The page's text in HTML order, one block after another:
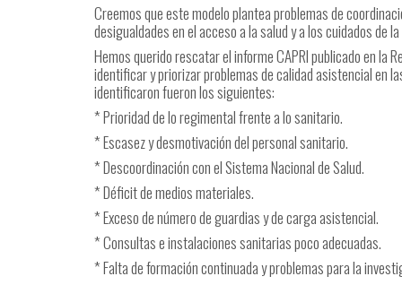
Creemos que este modelo plantea problemas de
desigualdades en el acceso a la salud y a los cuidados de
Hemos querido rescatar el informe CAPRI publicado en la
identificar y priorizar problemas de calidad asistencial en
identificaron fueron los siguientes:
* Prioridad de lo regimental frente a lo sanitario.
* Escasez y desmotivación del personal sanitario.
* Descoordinación con el Sistema Nacional de Salud.
* Déficit de medios materiales.
* Exceso de número de guardias y de carga asistencial.
* Consultas e instalaciones sanitarias poco adecuadas.
* Falta de formación continuada y problemas para la